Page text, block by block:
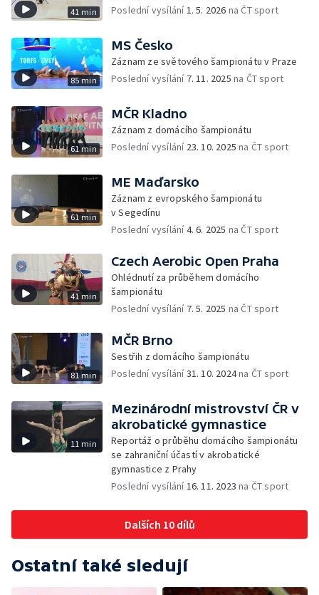
41 min
Poslední vysílání1. 5. 2026 na ČT sport
85 min
MS Česko
Záznam ze světového šampionátu v Praze
Poslední vysílání 7. 11. 2025 na ČT sport
61 min
MČR Kladno
Záznam z domácího šampionátu
Poslední vysílání 23. 10. 2025 na ČT sport
61 min
ME Maďarsko
Záznam z evropského šampionátu
v Segedínu
Poslední vysílání4. 6. 2025 na ČT sport
41 min
Czech Aerobic Open Praha
Ohlédnutí za průběhem domácího
šampionátu
Poslední vysílání 7. 5. 2025 na ČT sport
81 min
MČR Brno
Sestřih z domácího šampionátu
Poslední vysílání31. 10. 2024na ČT sport
11 min
Mezinárodní mistrovství ČR v
akrobatické gymnastice
Reportáž o průběhu domácího šampionátu
se zahraniční účastí v akrobatické
gymnastice z Prahy
Poslední vysílání16. 11. 2023 na ČT sport
Dalších 10 dílů
Ostatní také sledují